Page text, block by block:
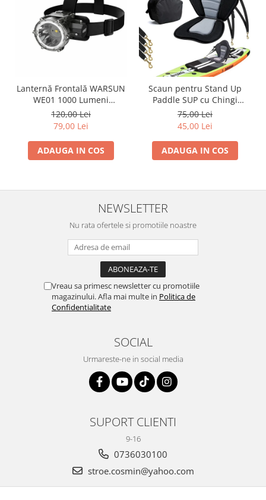
Lanternă Frontală WARSUN
WE01 1000 Lumeni
Reîncărcabilă USB IP67
Senzor Mișcare 40h
Autonomie
120,00 Lei
79,00 Lei
ADAUGA IN COS
Scaun pentru Stand Up
Paddle SUP cu Chingi
Reglabile - Second Hand
Verificat
75,00 Lei
45,00 Lei
ADAUGA IN COS
NEWSLETTER
Nu rata ofertele si promotiile noastre
Vreau sa primesc newsletter cu promotiile
magazinului. Afla mai multe in Politica de
Confidentialitate
SOCIAL
Urmareste-ne in social media
SUPORT CLIENTI
9-16
0736030100
stroe.cosmin@yahoo.com